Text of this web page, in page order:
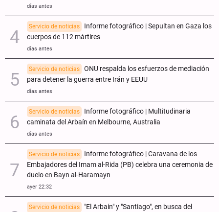
días antes
Servicio de noticias
Informe fotográfico | Sepultan en Gaza los
cuerpos de 112 mártires
días antes
Servicio de noticias
ONU respalda los esfuerzos de mediación
para detener la guerra entre Irán y EEUU
días antes
Servicio de noticias
Informe fotográfico | Multitudinaria
caminata del Arbaín en Melbourne, Australia
días antes
Servicio de noticias
Informe fotográfico | Caravana de los
Embajadores del Imam al-Rida (PB) celebra una ceremonia de
duelo en Bayn al-Haramayn
ayer 22:32
Servicio de noticias
"El Arbaín" y "Santiago", en busca del